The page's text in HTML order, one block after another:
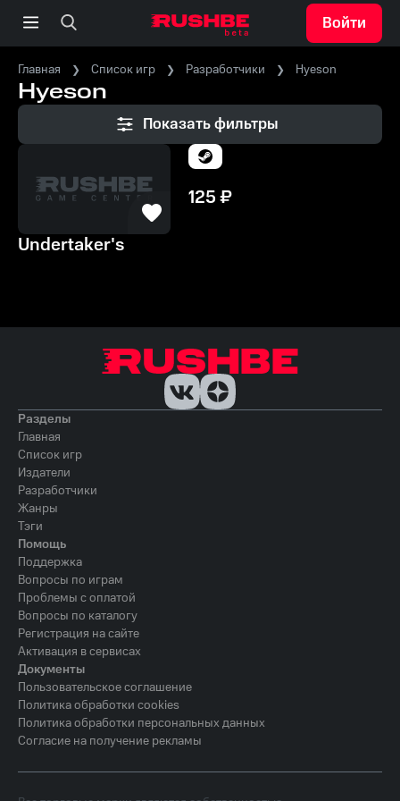
Войти
Главная Список игр Разработчики Hyeson
Hyeson
Показать фильтры
125₽
Undertaker's
Разделы
Главная
Список игр
Издатели
Разработчики
Жанры
Тэги
Помощь
Поддержка
Вопросы по играм
Проблемы с оплатой
Вопросы по каталогу
Регистрация на сайте
Активация в сервисах
Документы
Пользовательское соглашение
Политика обработки cookies
Политика обработки персональных данных
Согласие на получение рекламы